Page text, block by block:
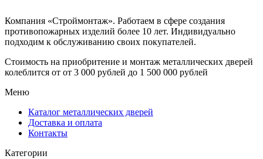
Компания «Строймонтаж». Работаем в сфере создания
противопожарных изделий более 10 лет. Индивидуально
подходим к обслуживанию своих покупателей.
Стоимость на приобритение и монтаж металлических дверей
колеблится от от 3 000 рублей до 1 500 000 рублей
Меню
Каталог металлических дверей
Доставка и оплата
Контакты
Категории